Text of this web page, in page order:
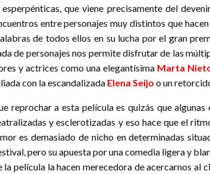
esperpénticas, que viene precisamente del
entre personajes muy distintos que
de todos ellos en su lucha por el gran
de personajes nos permite disfrutar de las
y actrices como una elegantísima Marta
con la escandalizada Elena Seijo o un
reprochar a esta película es quizás que
y esclerotizadas y eso hace que el
es demasiado de nicho en determinadas
pero su apuesta por una comedia ligera y
la película la hacen merecedora de acercarnos al